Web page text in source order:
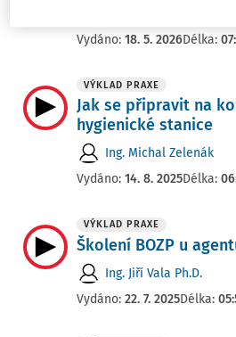
Vydáno: 18. 5. 2026Délka:
VÝKLAD PRAXE
Jak se připravit na
hygienické stanice
Ing. Michal Zelenák
Vydáno: 14. 8. 2025Délka:
VÝKLAD PRAXE
Školení BOZP u
Ing. Jiří Vala Ph.D.
Vydáno: 22. 7. 2025Délka: